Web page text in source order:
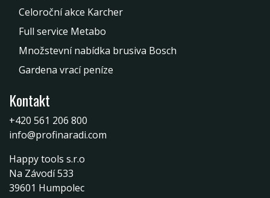
Celoroční akce Karcher
Full service Metabo
Množstevní nabídka brusiva Bosch
Gardena vrací peníze
Kontakt
+420 561 206 800
info@profinaradi.com
Happy tools s.r.o
Na Závodí 533
39601 Humpolec